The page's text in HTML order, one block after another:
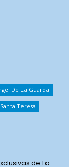
De La Guarda
Santa Teresa
de La